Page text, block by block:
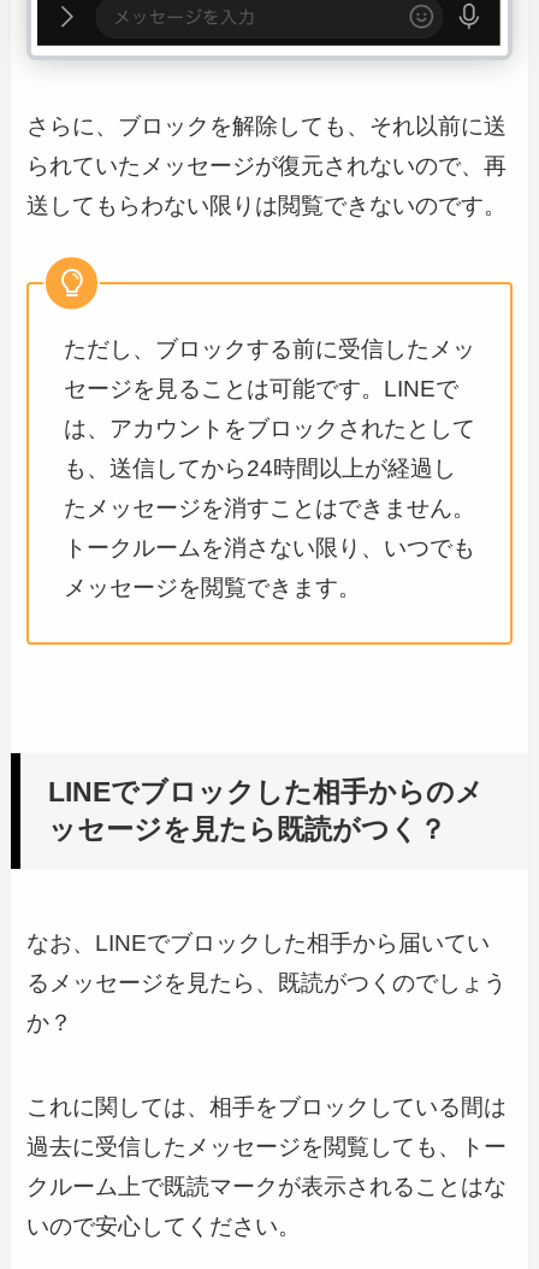
さらに、ブロックを解除しても、それ以前に送
られていたメッセージが復元されないので、再
送してもらわない限りは閲覧できないのです。
ただし、ブロックする前に受信したメッ
セージを見ることは可能です。LINEで
は、アカウントをブロックされたとして
も、送信してから24時間以上が経過し
たメッセージを消すことはできません。
トークルームを消さない限り、いつでも
メッセージを閲覧できます。
LINEでブロックした相手からのメ
ッセージを見たら既読がつく？
なお、LINEでブロックした相手から届いてい
るメッセージを見たら、既読がつくのでしょう
か？
これに関しては、相手をブロックしている間は
過去に受信したメッセージを閲覧しても、トー
クルーム上で既読マークが表示されることはな
いので安心してください。